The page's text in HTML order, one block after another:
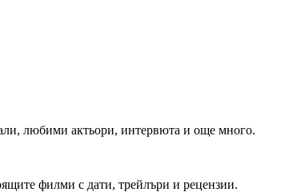
любими актьори, интервюта и още много.
филми с дати, трейлъри и рецензии.